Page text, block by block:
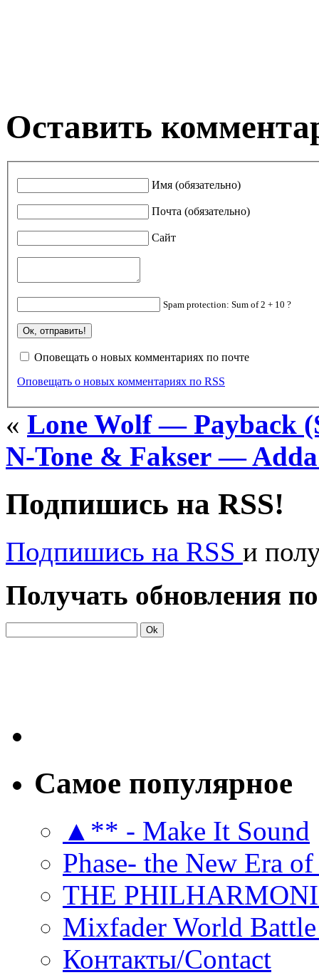
Оставить
Имя (обязательно)
Почта (обязательно)
Сайт
Spam protection: Sum of 2 + 10 ?
Оповещать о новых комментариях по почте
Оповещать о новых комментариях по RSS
« Lone Wolf — Payback
N-Tone & Fakser —
Подпишись на RSS!
Подпишись на RSS и
Получать обновления
Самое популярное
▲** - Make It Sound
Phase- the New Era
THE
Mixfader World
Контакты/Contact